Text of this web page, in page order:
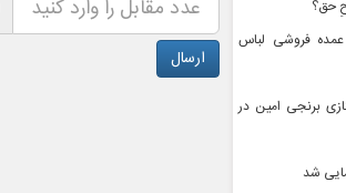
حق؟
فروشی لباس
برنجی امین در
شد